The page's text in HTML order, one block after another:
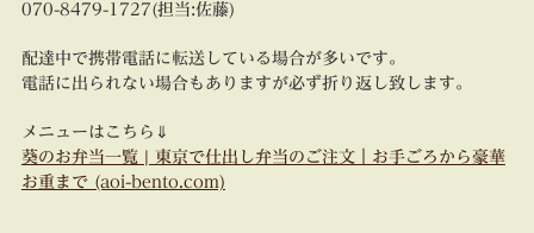
070-8479-1727(担当:佐藤)
配達中で携帯電話に転送している場合が多いです。
電話に出られない場合もありますが必ず折り返し致します。
メニューはこちら⇓
葵のお弁当一覧 | 東京で仕出し弁当のご注文｜お手ごろから豪華
お重まで (aoi-bento.com)